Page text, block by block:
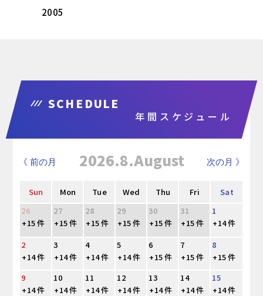
2005
SCHEDULE
年間スケジュール
《 前の月 次の月 》
2026.8.August
Sun Mon Tue Wed Thu Fri
Sat
26
27 28 29 30 31
1
+15 件
+15 件 +15 件 +15 件 +15 件 +15 件
+14 件
2
3 4 5 6 7
8
+14 件
+14 件 +14 件 +14 件 +15 件 +15 件
+15 件
9
10 11 12 13 14
15
+14 件
+14 件 +14 件 +14 件 +14 件 +14 件
+14 件